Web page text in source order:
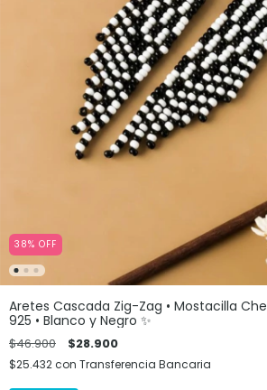
38% OFF
Aretes Cascada Zig-Zag • Mostacilla
925 • Blanco y Negro ✨
$46.900 $28.900
$25.432con Transferencia Bancaria